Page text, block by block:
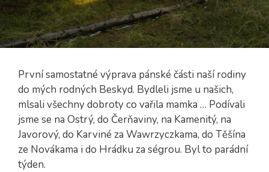
První samostatné výprava pánské části naší rodiny
do mých rodných Beskyd. Bydleli jsme u našich,
mlsali všechny dobroty co vařila mamka … Podívali
jsme se na Ostrý, do Čerňaviny, na Kamenitý, na
Javorový, do Karviné za Wawrzyczkama, do Těšína
ze Novákama i do Hrádku za ségrou. Byl to parádní
týden.